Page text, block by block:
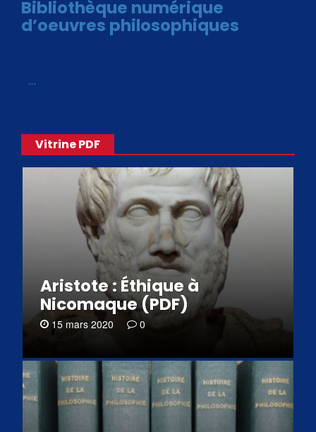
Bibliothèque numérique
d’oeuvres philosophiques
…
Vitrine PDF
Aristote : Éthique à
Nicomaque (PDF)
15 mars 2020 0